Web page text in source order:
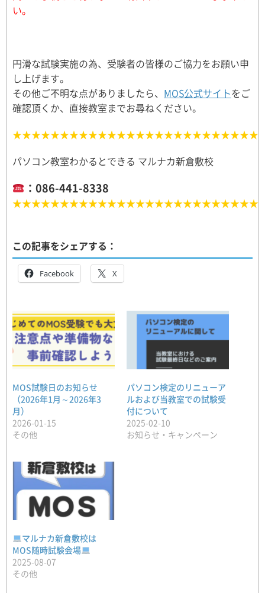
い。
円滑な試験実施の為、受験者の皆様のご協力をお願い申
し上げます。
その他ご不明な点がありましたら、 MOS公式サイトをご
確認頂くか、直接教室までお尋ねください。
パソコン教室わかるとできる マルナカ新倉敷校
：086-441-8338
この記事をシェアする：
Facebook X
MOS試験日のお知らせ
（2026年1月～2026年3
月）
2026-01-15
その他
パソコン検定のリニューア
ルおよび当教室での試験受
付について
2025-02-10
お知らせ・キャンペーン
マルナカ新倉敷校は
MOS随時試験会場
2025-08-07
その他